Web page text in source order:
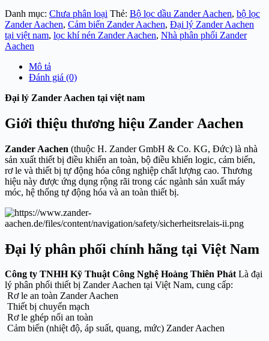
Danh mục: Chưa phân loại Thẻ: Bộ lọc dầu Zander Aachen, bộ lọc
Zander Aachen, Cảm biến Zander Aachen, Đại lý Zander Aachen
tại việt nam, lọc khí nén Zander Aachen, Nhà phân phối Zander
Aachen
Mô tả
Đánh giá (0)
Đại lý Zander Aachen tại việt nam
Giới thiệu thương hiệu Zander Aachen
Zander Aachen (thuộc H. Zander GmbH & Co. KG, Đức) là nhà
sản xuất thiết bị điều khiển an toàn, bộ điều khiển logic, cảm biến,
rơ le và thiết bị tự động hóa công nghiệp chất lượng cao. Thương
hiệu này được ứng dụng rộng rãi trong các ngành sản xuất máy
móc, hệ thống tự động hóa và an toàn thiết bị.
Đại lý phân phối chính hãng tại Việt Nam
Công ty TNHH Kỹ Thuật Công Nghệ Hoàng Thiên PhátLà đại
lý phân phối thiết bị Zander Aachen tại Việt Nam, cung cấp:
Rơ le an toàn Zander Aachen
Thiết bị chuyển mạch
Rơ le ghép nối an toàn
Cảm biến (nhiệt độ, áp suất, quang, mức) Zander Aachen